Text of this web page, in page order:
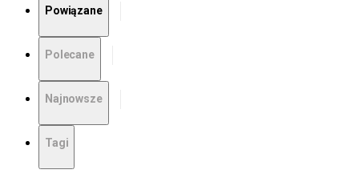
Powiązane
Polecane
Najnowsze
Tagi